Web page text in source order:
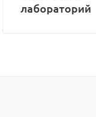
лабораторий